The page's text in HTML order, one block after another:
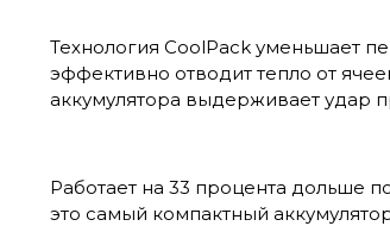
Технология CoolPack уменьшает
эффективно отводит тепло от
аккумулятора выдерживает удар
Работает на 33 процента дольше
это самый компактный